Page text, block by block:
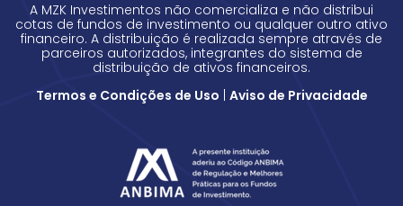
A MZK Investimentos não comercializa e não distribui
cotas de fundos de investimento ou qualquer outro ativo
financeiro. A distribuição é realizada sempre através de
parceiros autorizados, integrantes do sistema de
distribuição de ativos financeiros.
Termos e Condições de Uso Aviso de Privacidade